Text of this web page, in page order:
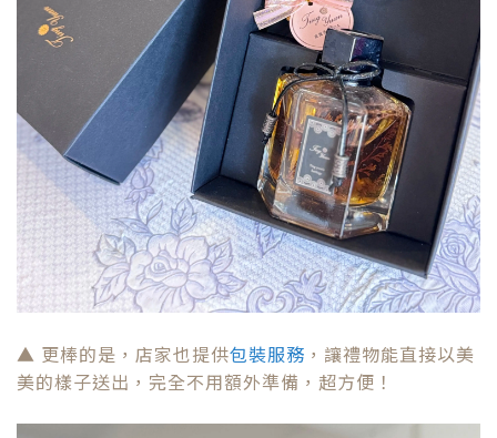
▲ 更棒的是，店家也提供包裝服務，讓禮物能直接以美
美的樣子送出，完全不用額外準備，超方便！